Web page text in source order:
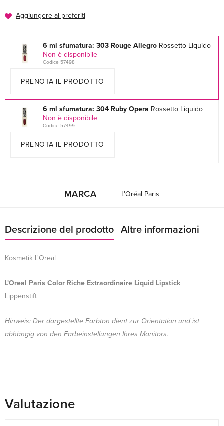
Aggiungere ai preferiti
6 ml sfumatura: 303 Rouge Allegro Rossetto Liquido
Non è disponibile
Codice 57498
PRENOTA IL PRODOTTO
6 ml sfumatura: 304 Ruby Opera Rossetto Liquido
Non è disponibile
Codice 57499
PRENOTA IL PRODOTTO
MARCA L'Oréal Paris
Descrizione del prodotto Altre informazioni
Kosmetik L'Oreal
L'Oreal Paris Color Riche Extraordinaire Liquid Lipstick
Lippenstift
Hinweis: Der dargestellte Farbton dient zur Orientation und ist
abhängig von den Farbeinstellungen Ihres Monitors.
Valutazione